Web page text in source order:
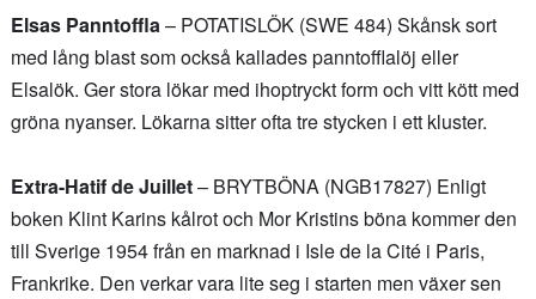
Elsas Panntoffla– POTATISLÖK (SWE 484) Skånsk sort
med lång blast som också kallades panntofflalöj eller
Elsalök. Ger stora lökar med ihoptryckt form och vitt kött med
gröna nyanser. Lökarna sitter ofta tre stycken i ett kluster.
Extra-Hatif de Juillet– BRYTBÖNA (NGB17827) Enligt
boken Klint Karins kålrot och Mor Kristins böna kommer den
till Sverige 1954 från en marknad i Isle de la Cité i Paris,
Frankrike. Den verkar vara lite seg i starten men växer sen